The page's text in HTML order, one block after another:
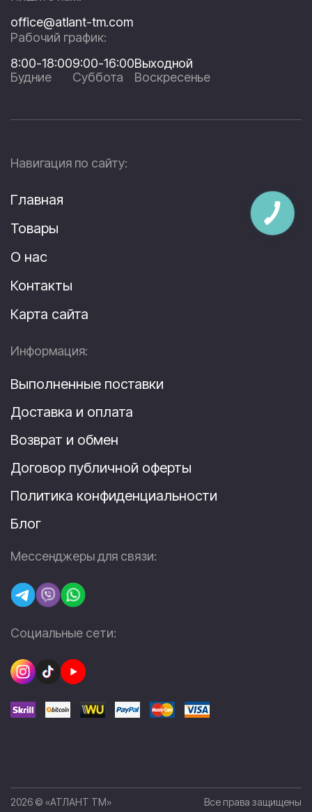
office@atlant-tm.com
Рабочий график:
8:00-18:00
Будние
9:00-16:00
Суббота
Выходной
Воскресенье
Навигация по сайту:
Главная
Товары
О нас
Контакты
Карта сайта
Информация:
Выполненные поставки
Доставка и оплата
Возврат и обмен
Договор публичной оферты
Политика конфиденциальности
Блог
Мессенджеры для связи:
Социальные сети:
2026 © «АТЛАНТ ТМ» Все права защищены